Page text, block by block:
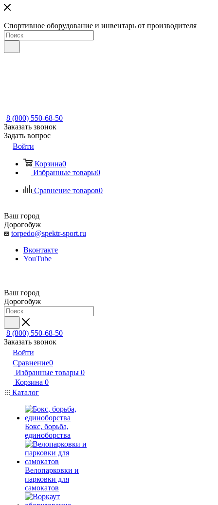
Спортивное оборудование и инвентарь от производителя
8 (800) 550-68-50
Заказать звонок
Задать вопрос
Войти
Корзина0
Избранные товары0
Сравнение товаров0
Ваш город
Дорогобуж
torpedo@spektr-sport.ru
Вконтакте
YouTube
Ваш город
Дорогобуж
8 (800) 550-68-50
Заказать звонок
Войти
Сравнение0
Избранные товары 0
Корзина 0
Каталог
Бокс, борьба,
единоборства
Велопарковки и
парковки для
самокатов